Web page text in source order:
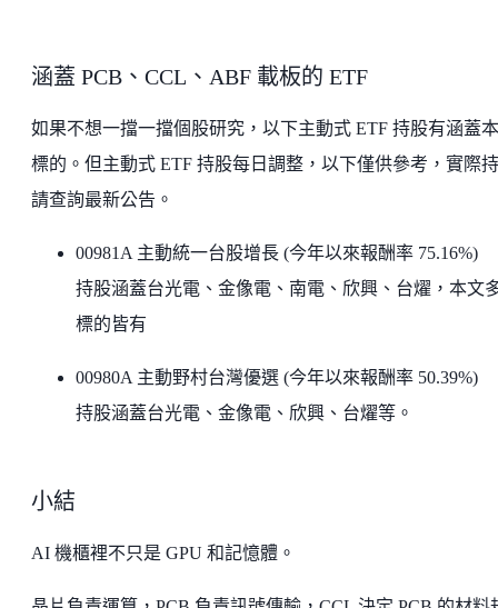
涵蓋 PCB、CCL、ABF 載板的 ETF
如果不想一擋一擋個股研究，以下主動式 ETF 持股有涵蓋
標的。但主動式 ETF 持股每日調整，以下僅供參考，實際
請查詢最新公告。
00981A 主動統一台股增長 (今年以來報酬率 75.16%)
持股涵蓋台光電、金像電、南電、欣興、台燿，本文
標的皆有
00980A 主動野村台灣優選 (今年以來報酬率 50.39%)
持股涵蓋台光電、金像電、欣興、台燿等。
小結
AI 機櫃裡不只是 GPU 和記憶體。